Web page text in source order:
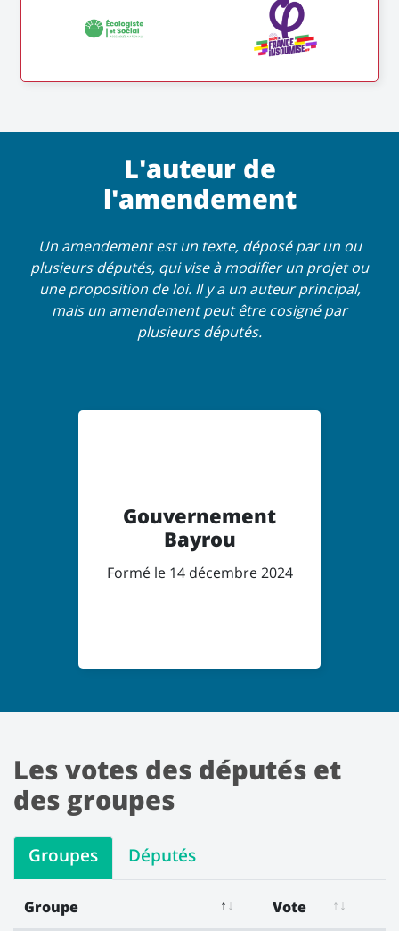
L'auteur de
l'amendement
Un amendement est un texte, déposé par un ou
plusieurs députés, qui vise à modifier un projet ou
une proposition de loi. Il y a un auteur principal,
mais un amendement peut être cosigné par
plusieurs députés.
Gouvernement
Bayrou
Formé le 14 décembre 2024
Les votes des députés et
des groupes
Groupes Députés
Groupe Vote